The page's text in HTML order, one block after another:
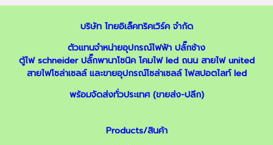
บริษัท ไทยอิเล็คทริคเวิร์ค จำกัด
ตัวแทนจำหน่ายอุปกรณ์ไฟฟ้า ปลั๊กช้าง
ตู้ไฟ schneider ปลั๊กพานาโซนิค โคมไฟ led ถนน สายไฟ united
สายไฟโซล่าเซลล์และขายอุปกรณ์โซล่าเซลล์ ไฟสปอตไลท์ led
พร้อมจัดส่งทั่วประเทศ (ขายส่ง-ปลีก)
Products/สินค้า